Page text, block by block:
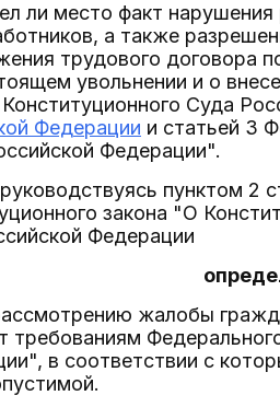
ли место факт
а также
трудового договора
увольнении и о
Суда
Федерации и статьей 3
Федерации".
пунктом 2
закона "О
Федерации
жалобы
требованиям
в соответствии с